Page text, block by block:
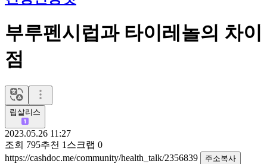
부루펜시럽과 타이레놀의 차이
점
립살리스
2023.05.26 11:27
조회 795추천 1 스크랩 0
https://cashdoc.me/community/health_talk/2356839
주소복사